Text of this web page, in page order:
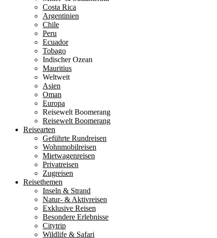
Costa Rica
Argentinien
Chile
Peru
Ecuador
Tobago
Indischer Ozean
Mauritius
Weltweit
Asien
Oman
Europa
Reisewelt Boomerang
Reisewelt Boomerang
Reisearten
Geführte Rundreisen
Wohnmobilreisen
Mietwagenreisen
Privatreisen
Zugreisen
Reisethemen
Inseln & Strand
Natur- & Aktivreisen
Exklusive Reisen
Besondere Erlebnisse
Citytrip
Wildlife & Safari